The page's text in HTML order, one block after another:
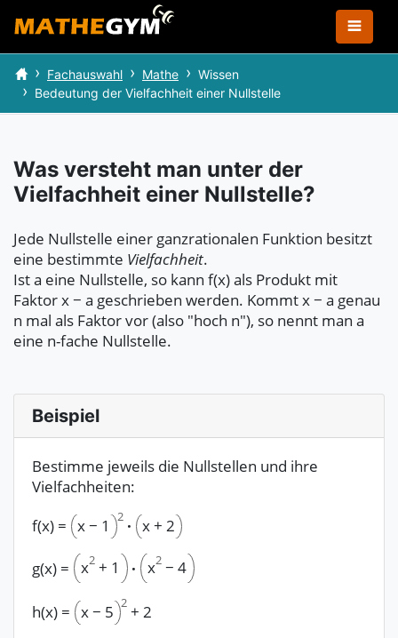
Fachauswahl Mathe
Wissen
Bedeutung der Vielfachheit einer Nullstelle
Was versteht man unter der
Vielfachheit einer Nullstelle?
Jede Nullstelle einer ganzrationalen Funktion besitzt
eine bestimmte Vielfachheit.
Ist a eine Nullstelle, so kann f(x) als Produkt mit
Faktor x − a geschrieben werden. Kommt x − a genau
n mal als Faktor vor (also "hoch n"), so nennt man a
eine n-fache Nullstelle.
Beispiel
Bestimme jeweils die Nullstellen und ihre
Vielfachheiten:
f(x) = x− 1 2 · x+ 2
g(x) = x2 + 1 · x2 − 4
h(x) = x− 5 2 + 2